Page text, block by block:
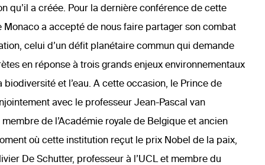
qu’il a créée. Pour la dernière conférence de cette
Monaco a accepté de nous faire partager son combat
celui d’un défit planétaire commun qui demande
en réponse à trois grands enjeux environnementaux
et l’eau. A cette occasion, le Prince de
avec le professeur Jean-Pascal van
de l’Académie royale de Belgique et ancien
où cette institution reçut le prix Nobel de la paix,
De Schutter, professeur à l’UCL et membre du